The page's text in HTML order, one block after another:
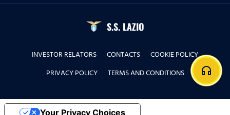
S.S. LAZIO
INVESTOR RELATORS CONTACTS
COOKIE POLICY
PRIVACY POLICY
TERMS AND CONDITIONS headphones
Your Privacy Choices